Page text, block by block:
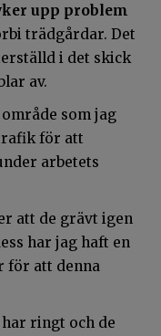
upp problem
trädgårdar. Det
i det skick
av.
som jag
för att
arbetets
att de grävt igen
har jag haft en
för att denna
ringt och de